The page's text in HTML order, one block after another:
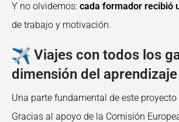
Y no olvidemos: cada formador recibió
de trabajo y motivación.
Viajes con todos los
dimensión del aprendizaje
Una parte fundamental de este proyecto
Gracias al apoyo de la Comisión